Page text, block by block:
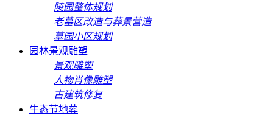
陵园整体规划
老墓区改造与葬景营造
墓园小区规划
园林景观雕塑
景观雕塑
人物肖像雕塑
古建筑修复
生态节地葬